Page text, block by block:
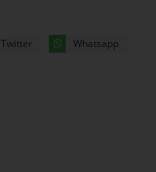
Twitter Whatsapp